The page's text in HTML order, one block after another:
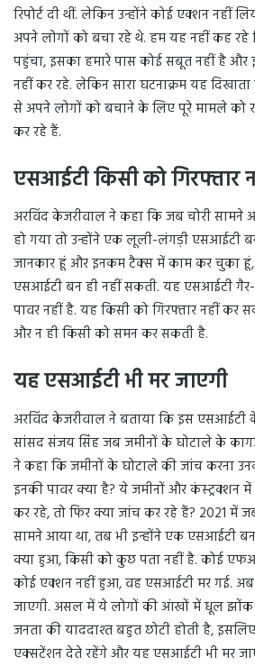
रिपोर्ट दी थीं. लेकिन उन्होंने कोई एक्शन
अपने लोगों को बचा रहे थे. हम यह नहीं कह रहे
पहुंचा, इसका हमारे पास कोई सबूत नहीं है और
नहीं कर रहे. लेकिन सारा घटनाक्रम यह
से अपने लोगों को बचाने के लिए पूरे मामले को
कर रहे हैं.
एसआईटी किसी को गिरफ्तार
अरविंद केजरीवाल ने कहा कि जब चोरी सामने
हो गया तो उन्होंने एक लूली-लंगड़ी एसआईटी
जानकार हूं और इनकम टैक्स में काम कर चुका
एसआईटी बन ही नहीं सकती. यह एसआईटी
पावर नहीं है. यह किसी को गिरफ्तार नहीं कर
और न ही किसी को समन कर सकती है.
यह एसआईटी भी मर जाएगी
अरविंद केजरीवाल ने बताया कि इस
सांसद संजय सिंह जब जमीनों के घोटाले के
ने कहा कि जमीनों के घोटाले की जांच करना
इनकी पावर क्या है? ये जमीनों और कंस्ट्रक्शन
कर रहे, तो फिर क्या जांच कर रहे हैं? 2021 में
सामने आया था, तब भी इन्होंने एक एसआईटी
क्या हुआ, किसी को कुछ पता नहीं है. कोई
कोई एक्शन नहीं हुआ, वह एसआईटी मर गई.
जाएगी. असल में ये लोगों की आंखों में धूल झोंक
जनता की याददाश्त बहुत छोटी होती है,
एक्सटेंशन देते रहेंगे और यह एसआईटी भी मर